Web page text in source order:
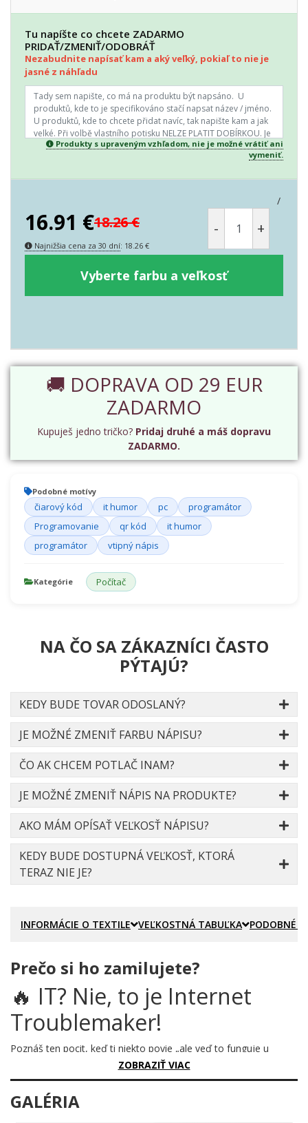
Tu napíšte co chcete ZADARMO
PRIDAŤ/ZMENIŤ/ODOBRÁŤ
Nezabudnite napísať kam a aký veľký, pokiaľ to nie je
jasné z náhľadu
Produkty s upraveným vzhľadom, nie je možné vrátiť ani
vymeniť.
/
16.91 €18.26€
Najnižšia cena za 30 dní: 18.26 €
- +
Vyberte farbu a veľkosť
🚚 DOPRAVA OD 29 EUR
ZADARMO
Kupuješ jedno tričko? Pridaj druhé a máš dopravu
ZADARMO.
Podobné motívy
čiarový kód it humor pc
programátor
Programovanie
qr kód
it humor
programátor
vtipný nápis
Kategórie Počítač
NA ČO SA ZÁKAZNÍCI ČASTO
PÝTAJÚ?
KEDY BUDE TOVAR ODOSLANÝ?
JE MOŽNÉ ZMENIŤ FARBU NÁPISU?
ČO AK CHCEM POTLAČ INAM?
JE MOŽNÉ ZMENIŤ NÁPIS NA PRODUKTE?
AKO MÁM OPÍSAŤ VEĽKOSŤ NÁPISU?
KEDY BUDE DOSTUPNÁ VEĽKOSŤ, KTORÁ
TERAZ NIE JE?
INFORMÁCIE O TEXTILE VEĽKOSTNÁ TABUĽKA PODOBNÉ
Prečo si ho zamilujete?
🔥 IT? Nie, to je Internet
Troublemaker!
Poznáš ten pocit, keď ti niekto povie „ale veď to funguje u
mňa"? Alebo keď celá kancelária čaká, kým ty sám vieš, že
problém je niekde úplne inde – a ty si jediný, kto to vie vyriešiť?
Tento motív hovorí za teba hlasnejšie ako akýkoľvek pracovný
titul.
ZOBRAZIŤ VIAC
GALÉRIA